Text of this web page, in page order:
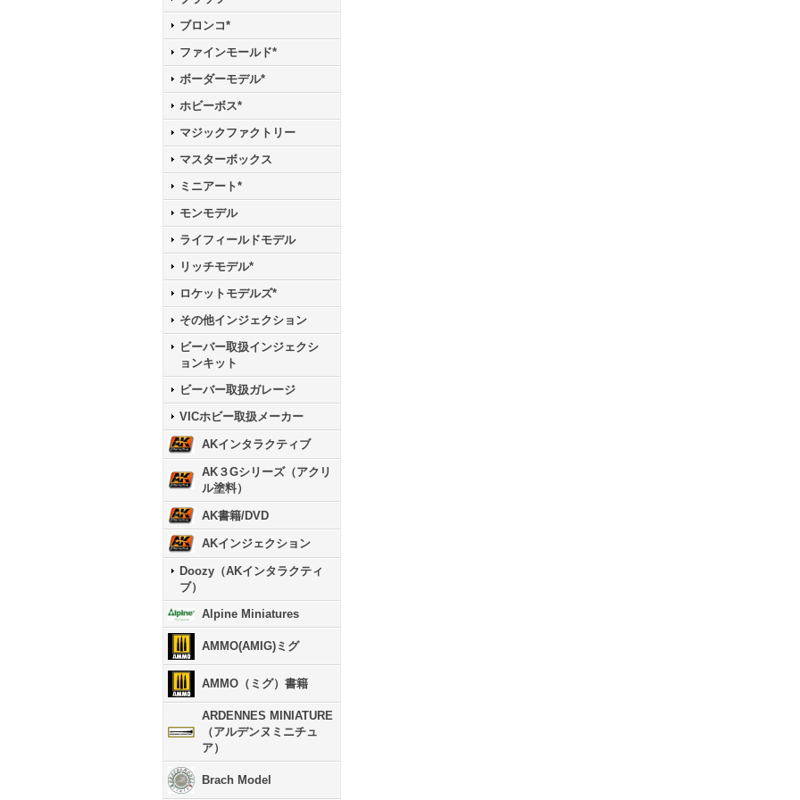
ブロンコ*
ファインモールド*
ボーダーモデル*
ホビーボス*
マジックファクトリー
マスターボックス
ミニアート*
モンモデル
ライフィールドモデル
リッチモデル*
ロケットモデルズ*
その他インジェクション
ビーバー取扱インジェクシ
ョンキット
ビーバー取扱ガレージ
VICホビー取扱メーカー
AKインタラクティブ
AK３Gシリーズ（アクリ
ル塗料）
AK書籍/DVD
AKインジェクション
Doozy（AKインタラクティ
ブ）
Alpine Miniatures
AMMO(AMIG)ミグ
AMMO（ミグ）書籍
ARDENNES MINIATURE
（アルデンヌミニチュ
ア）
Brach Model